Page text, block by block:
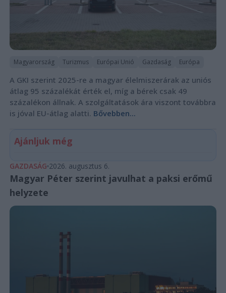
Magyarország Turizmus Európai Unió Gazdaság Európa
A GKI szerint 2025-re a magyar élelmiszerárak az uniós
átlag 95 százalékát érték el, míg a bérek csak 49
százalékon állnak. A szolgáltatások ára viszont továbbra
is jóval EU-átlag alatti. Bővebben...
Ajánljuk még
GAZDASÁG 2026. augusztus 6.
Magyar Péter szerint javulhat a paksi erőmű
helyzete